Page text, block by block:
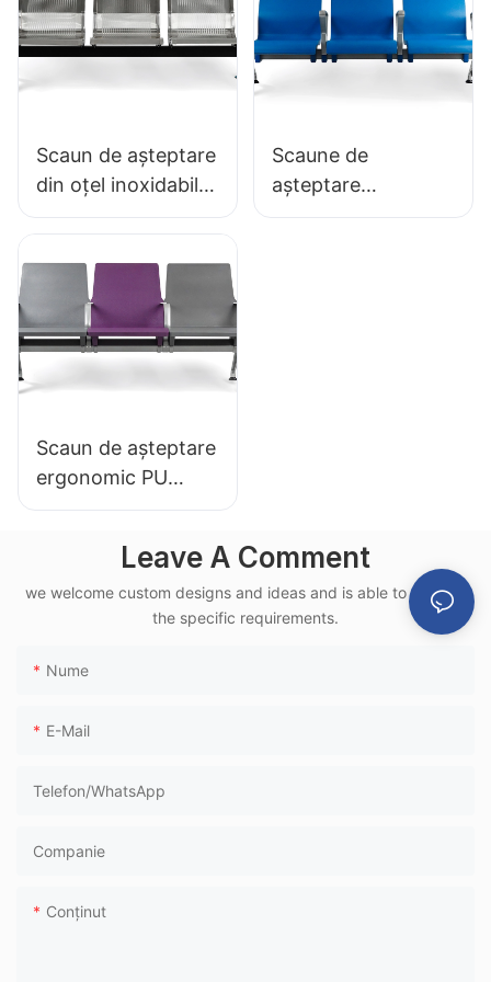
SEATING
Scaun de așteptare
din oțel inoxidabil,
ieftin, LC153-H1,
diverse spații
publice
Scaune de
așteptare
antibacteriene din
Scaun de așteptare
ergonomic PU
LC151-H1, cadru din
aeroport, utilizat în
terminale feroviare
de mare viteză
Leave A Comment
we welcome custom designs and ideas and is able to cater to
the specific requirements.
Nume
E-Mail
Telefon/WhatsApp
Companie
Conţinut